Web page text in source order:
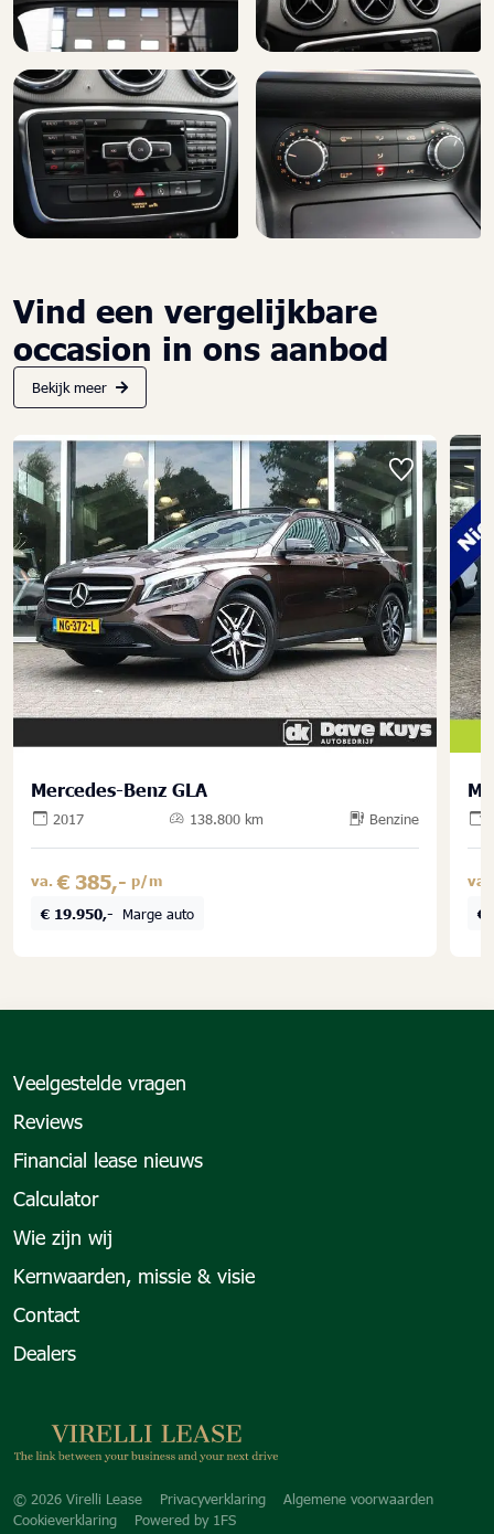
Vind een vergelijkbare
occasion in ons aanbod
Bekijk meer
Mercedes-Benz GLA
2017 138.800 km Benzine
va. € 385,- p/m
€ 19.950,-
Marge auto
va.
€
Veelgestelde vragen
Reviews
Financial lease nieuws
Calculator
Wie zijn wij
Kernwaarden, missie & visie
Contact
Dealers
Copyright navigation
© 2026 Virelli Lease Privacyverklaring
Algemene voorwaarden
Cookieverklaring
Powered by 1FS